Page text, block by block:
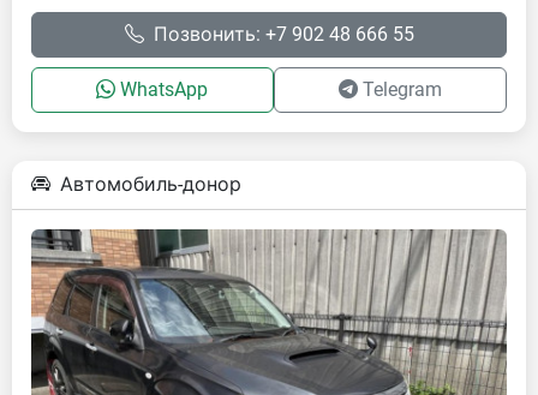
Позвонить: +7 902 48 666 55
WhatsApp Telegram
Автомобиль-донор